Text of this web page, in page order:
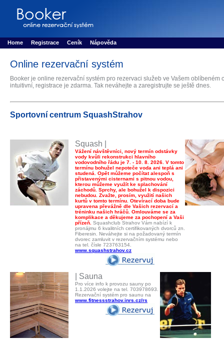
Rezervujse - Port�l pro online rezervace sportu
Home Registrace Ceník Nápověda
Online rezervační systém
Booker je online rezervační systém pro rezervaci služeb ve Vašem oblíbeném
intuitivní, registrace je zdarma. Tak neváhejte a zaregistrujte se ještě dnes.
Sportovní centrum SquashStrahov
Squash |
Vážení návštěvníci, nový termín odstávky
vody kvůli rekonstrukci hlavního
vodovodního řádu je 7. - 10. 8. 2026. V tomto
termínu bohužel nepoteče voda ani teplá ani
studená. Opět můžeme počítat alespoň s
přistavenými cisternami s pitnou vodou,
kterou můžeme využít ke splachování
záchodů. Sprchy, ale bohužel k dispozici
nebudou. Zvažte, prosím, využití našich
kurtů v tomto termínu. Otevírací doba bude
upravena převážně dle Vašich rezervací a
tréninku našich hráčů. Omlouváme se za
komplikace a děkujeme za pochopení a Vaši
přízeň. Squashclub Strahov Vám nabízí k
pronájmu 6 kvalitních certifikovaných dvorců zn.
Fiberesin. Neváhejte si na požadovaný termín
dvorec zamluvit v rezervačním systému nebo
na tel. čísle 723763154.
www.squashstrahov.cz
| Sauna
Pro více info k provozu sauny po
1.1.2026 volejte na tel. 703978693.
Rezervační systém pro saunu na
www.fitnessstrahov.inrs.cz/rs